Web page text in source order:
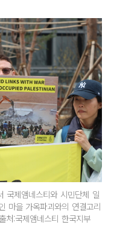
국제앰네스티와 시민단체 일
마을 가옥파괴와의 연결고리
처:국제앰네스티 한국지부